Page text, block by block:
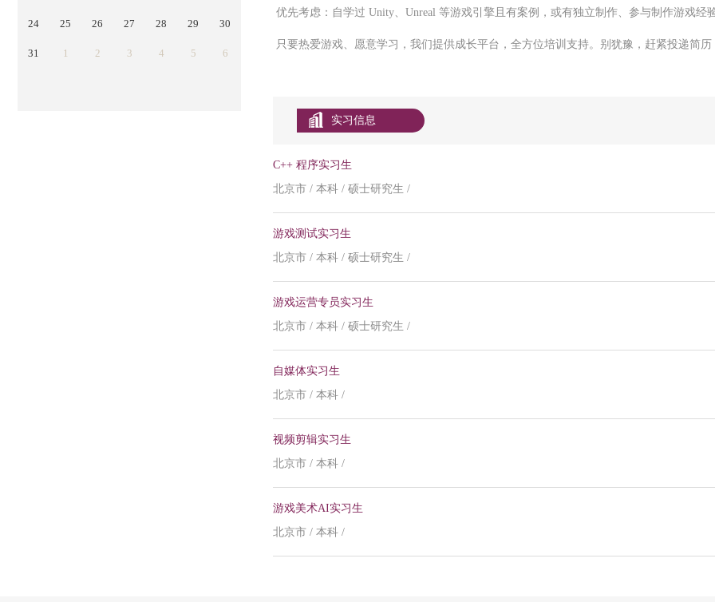
24 25 26 27 28 29 30
31 1 2 3 4 5 6
优先考虑：自学过 Unity、Unreal 等游戏引擎且有案例，或有独立制作、参与制作游戏经
只要热爱游戏、愿意学习，我们提供成长平台，全方位培训支持。别犹豫，赶紧投递简
实习信息
C++ 程序实习生
北京市 / 本科 / 硕士研究生 /
游戏测试实习生
北京市 / 本科 / 硕士研究生 /
游戏运营专员实习生
北京市 / 本科 / 硕士研究生 /
自媒体实习生
北京市 / 本科 /
视频剪辑实习生
北京市 / 本科 /
游戏美术AI实习生
北京市 / 本科 /